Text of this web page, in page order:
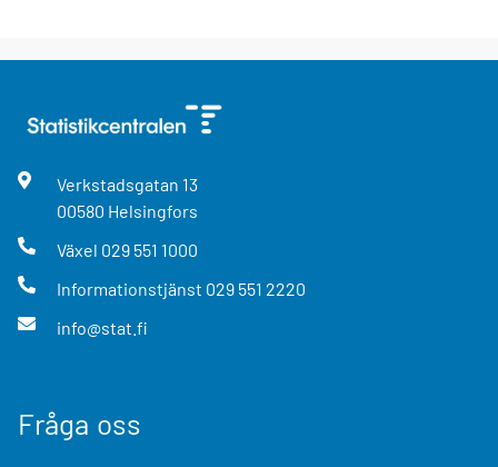
Verkstadsgatan 13
00580 Helsingfors
Växel 029 551 1000
Informationstjänst 029 551 2220
info@stat.fi
Fråga oss